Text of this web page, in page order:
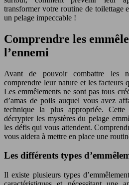
transformer votre routine de toilettage
un pelage impeccable !
Comprendre les
l’ennemi
Avant de pouvoir combattre les
comprendre leur nature et les facteurs
Les emmêlements ne sont pas tous
d’amas de poils auquel vous avez
technique la plus appropriée.
décrypter les mystères du pelage
les défis qui vous attendent.
vous aidera à mettre en place une
Les différents types
Il existe plusieurs types